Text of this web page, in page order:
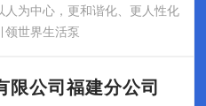
为中心，更和谐化、更人性化
领世界生活泵
限公司福建分公司